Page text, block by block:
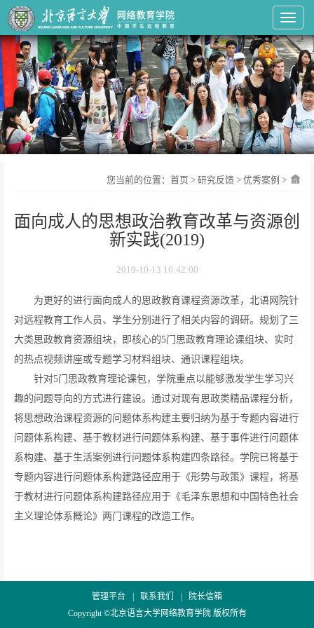
Toggle
您当前的位置： 首页 > 研究反馈 > 优秀案例 >
面向成人的思想政治教育改革与资源创
新实践(2019)
2019-10-13 16:42:00
为更好的进行面向成人的思政教育课程资源改革，北语网院针
对远程教育工作人员、学生分别进行了相关内容的调研。规划了三
大类思政教育资源组块，即核心的5门思政教育理论课组块、实时
的热点视频讲座或专题学习材料组块、通识课程组块。
针对5门思政教育理论课包，学院重点以能够激发学生学习兴
趣的问题导向的方式进行建设。通过对现有思政类精品课程分析，
将思想政治课程资源的问题体系构建主要归纳为基于专题内容进行
问题体系构建、基于教材进行问题体系构建、基于事件进行问题体
系构建、基于生活案例进行问题体系构建四条路径。学院已将基于
专题内容进行问题体系构建路径应用于《形势与政策》课程，将基
于教材进行问题体系构建路径应用于《毛泽东思想和中国特色社会
主义理论体系概论》两门课程的改造工作。
管理平台 联系我们
院长信箱
Copyright ©北京语言大学网络教育学院 版权所有